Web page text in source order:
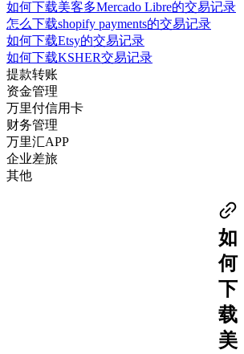
如何下载美客多Mercado Libre的交易记录
怎么下载shopify payments的交易记录
如何下载Etsy的交易记录
如何下载KSHER交易记录
提款转账
资金管理
万里付信用卡
财务管理
万里汇APP
企业差旅
其他
如
何
下
载
美